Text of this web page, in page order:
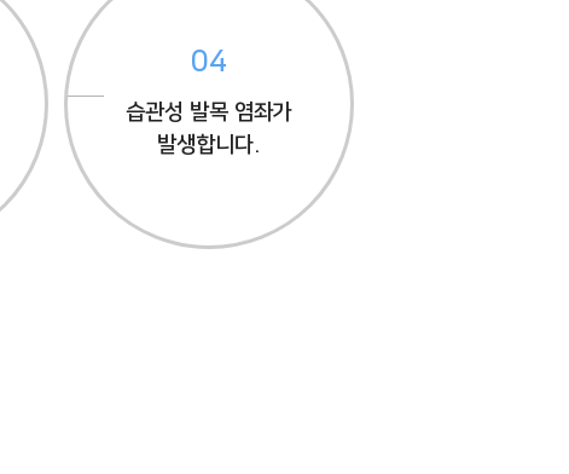
04
습관성 발목 염좌가
발생합니다.